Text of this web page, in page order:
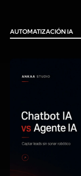
AUTOMATIZACIÓN IA